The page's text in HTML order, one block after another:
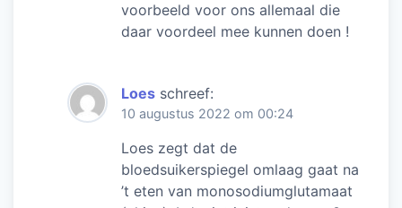
voorbeeld voor ons allemaal die
daar voordeel mee kunnen doen !
Loes schreef:
10 augustus 2022 om 00:24
Loes zegt dat de
bloedsuikerspiegel omlaag gaat na
’t eten van monosodiumglutamaat